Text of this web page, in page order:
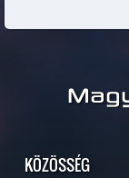
KÖZÖSSÉG